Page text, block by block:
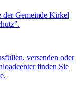
der Gemeinde Kirkel
versenden oder
finden Sie